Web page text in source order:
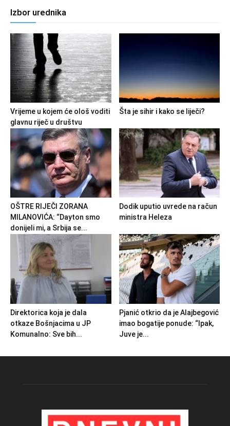
Izbor urednika
Vrijeme u kojem će ološ voditi
glavnu riječ u društvu
Šta je sihir i kako se liječi?
OŠTRE RIJEČI ZORANA
MILANOVIĆA: “Dayton smo
donijeli mi, a Srbija se...
Dodik uputio uvrede na račun
ministra Heleza
Direktorica koja je dala
otkaze Bošnjacima u JP
Komunalno: Sve bih...
Pjanić otkrio da je Alajbegović
imao bogatije ponude: “Ipak,
Juve je...